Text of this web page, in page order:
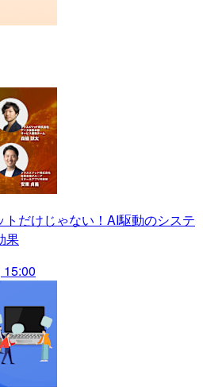
トだけじゃない！AI駆動のシステ
果